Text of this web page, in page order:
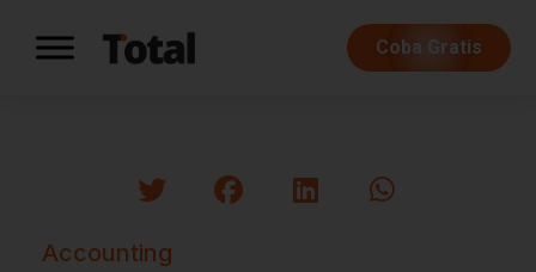
Coba Gratis
Accounting